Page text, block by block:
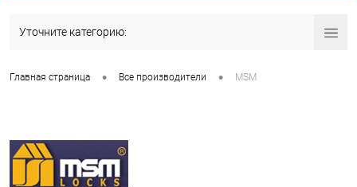
Уточните категорию:
Главная страница • Все производители • MSM